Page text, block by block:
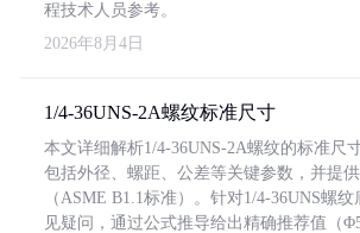
程技术人员参考。
2026年8月4日
1/4-36UNS-2A螺纹标准尺寸
本文详细解析1/4-36UNS-2A螺纹的标准尺
包括外径、螺距、公差等关键参数，并提
（ASME B1.1标准）。针对1/4-36UNS螺
见疑问，通过公式推导给出精确推荐值（